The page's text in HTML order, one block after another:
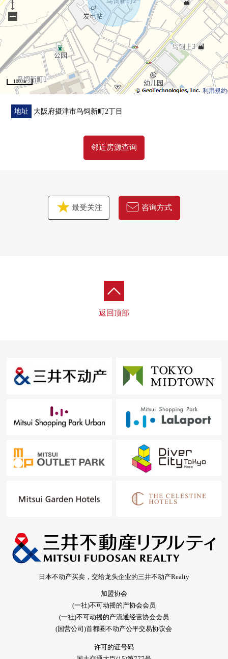
利用規約
100 m
−
地址 大阪府摄津市鸟饲新町2丁目
邻近房源查询
最受关注 咨询方式
返回顶部
日本不动产买卖，交给龙头企业的三井不动产Realty
加盟协会
(一社)不可动摇的产协会会员
(一社)不可动摇的产流通经营协会会员
(国营公司)首都圈不动产公平交易协议会
许可的证号码